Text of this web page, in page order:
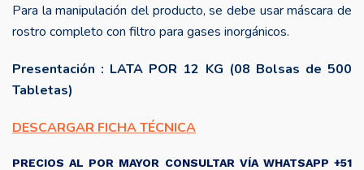
Para la manipulación del producto, se debe usar máscara de
rostro completo con filtro para gases inorgánicos.
Presentación : LATA POR 12 KG (08 Bolsas de 500
Tabletas)
DESCARGAR FICHA TÉCNICA
PRECIOS AL POR MAYOR CONSULTAR VÍA WHATSAPP +51